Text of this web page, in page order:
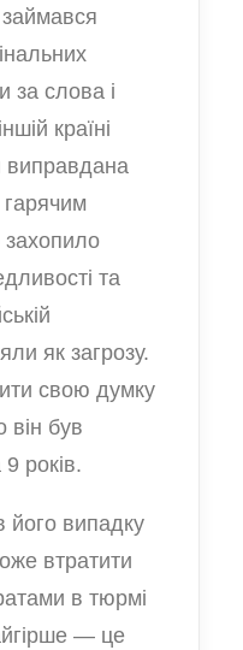
за слова і
країні
виправдана
та
як загрозу.
свою думку
він був
років.
його випадку
втратити
в тюрмі
— це